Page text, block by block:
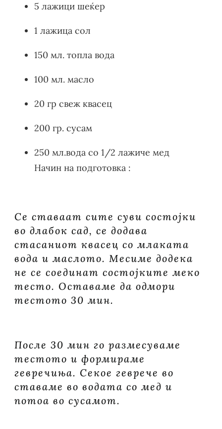
5 лажици шеќер
1 лажица сол
150 мл. топла вода
100 мл. масло
20 гр свеж квасец
200 гр. сусам
250 мл.вода со 1/2 лажиче мед
Начин на подготовка :
Се ставаат сите суви состојки
во длабок сад, се додава
стасаниот квасец со млаката
вода и маслото. Месиме додека
не се соединат состојките меко
тесто. Оставаме да одмори
тестото 30 мин.
После 30 мин го размесуваме
тестото и формираме
гевречиња. Секое геврече во
ставаме во водата со мед и
потоа во сусамот.